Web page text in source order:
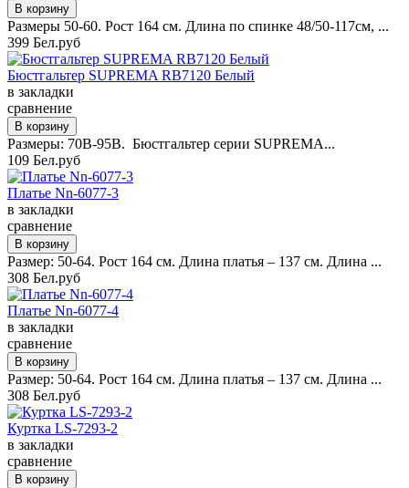
Размеры 50-60. Рост 164 см. Длина по спинке 48/50-117см, ...
399 Бел.руб
Бюстгальтер SUPREMA RB7120 Белый
в закладки
сравнение
Размеры: 70B-95B. Бюстгальтер серии SUPREMA...
109 Бел.руб
Платье Nn-6077-3
в закладки
сравнение
Размер: 50-64. Рост 164 см. Длина платья – 137 см. Длина ...
308 Бел.руб
Платье Nn-6077-4
в закладки
сравнение
Размер: 50-64. Рост 164 см. Длина платья – 137 см. Длина ...
308 Бел.руб
Куртка LS-7293-2
в закладки
сравнение